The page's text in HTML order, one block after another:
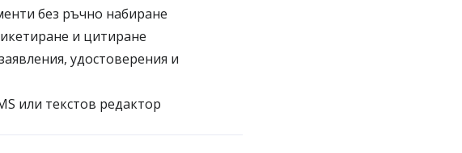
без ръчно набиране
и цитиране
удостоверения и
или текстов редактор